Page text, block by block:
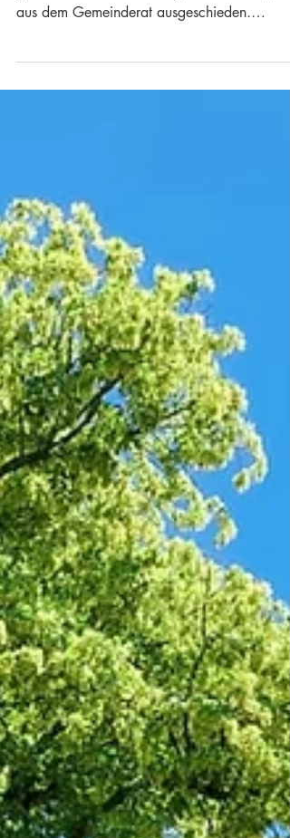
Durch einen Wohnortwechsel ist unser
aus dem Gemeinderat ausgeschieden.